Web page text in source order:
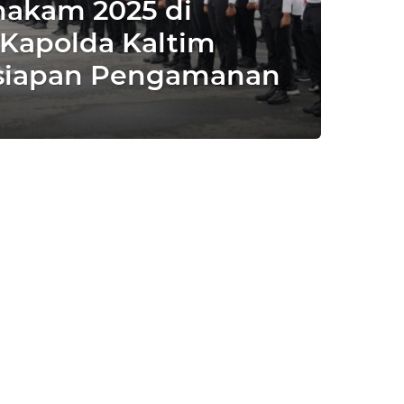
2025 di
Kaltim
Pengamanan